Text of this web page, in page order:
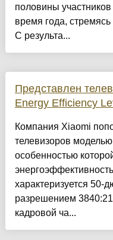
половины
время года,
С результа...
Представлен
Energy Efficiency
Компания Xiaomi
телевизоров
особенностью
характеризуется 50-
разрешением
кадровой ча...